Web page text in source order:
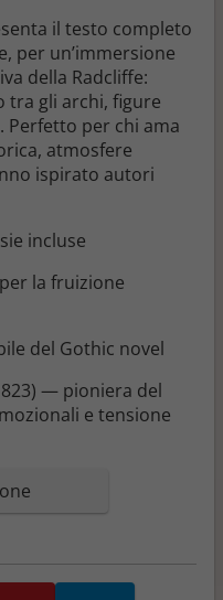
il testo completo
per un’immersione
della Radcliffe:
tra gli archi, figure
Perfetto per chi ama
atmosfere
ispirato autori
incluse
la fruizione
del Gothic novel
— pioniera del
e tensione